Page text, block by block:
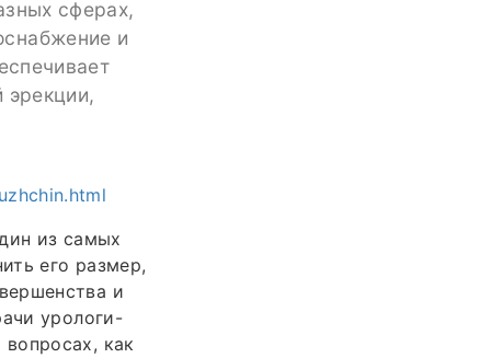
сферах,
и
эрекции,
из самых
его размер,
и
урологи-
как